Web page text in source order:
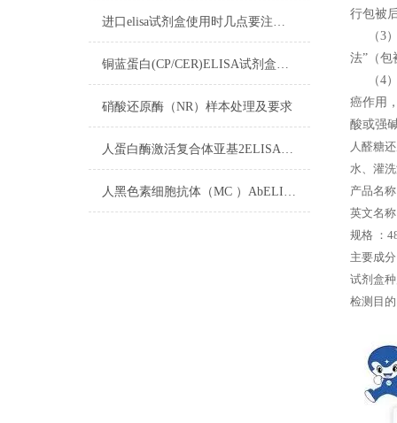
进口elisa试剂盒使用时几点要注意的地方
铜蓝蛋白(CP/CER)ELISA试剂盒​操作步骤
硝酸还原酶（NR）样本处理及要求
人蛋白酶激活复合体亚基2ELISA试剂盒注意事项
人黑色素细胞抗体（MC ）AbELISA试剂盒注意事项
行包被
（3）
法”（
（4）
癌作用
酸或强
人醛糖
水、灌
产品名
英文名
规格 ：
主要成
试剂盒
检测目